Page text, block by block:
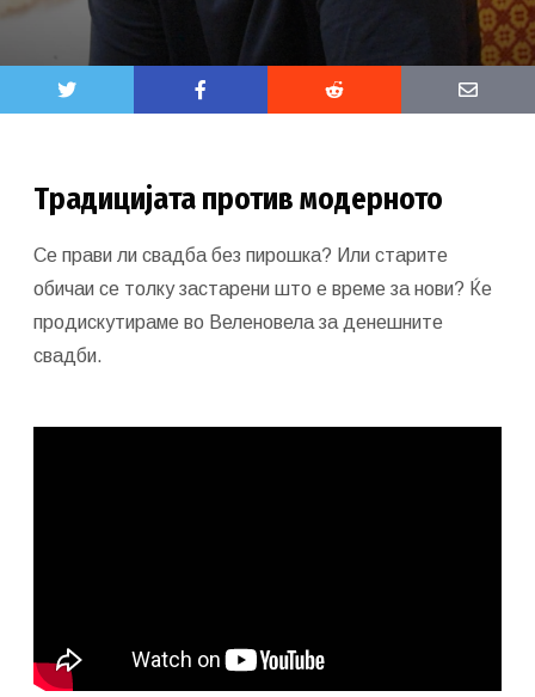
Традицијата против модерното
Се прави ли свадба без пирошка? Или старите
обичаи се толку застарени што е време за нови? Ќе
продискутираме во Веленовела за денешните
свадби.